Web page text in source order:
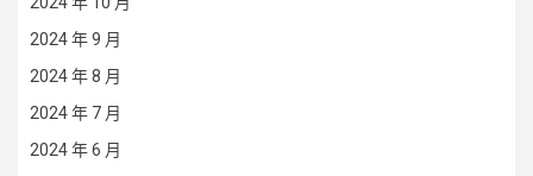
2024 年 9 月
2024 年 8 月
2024 年 7 月
2024 年 6 月